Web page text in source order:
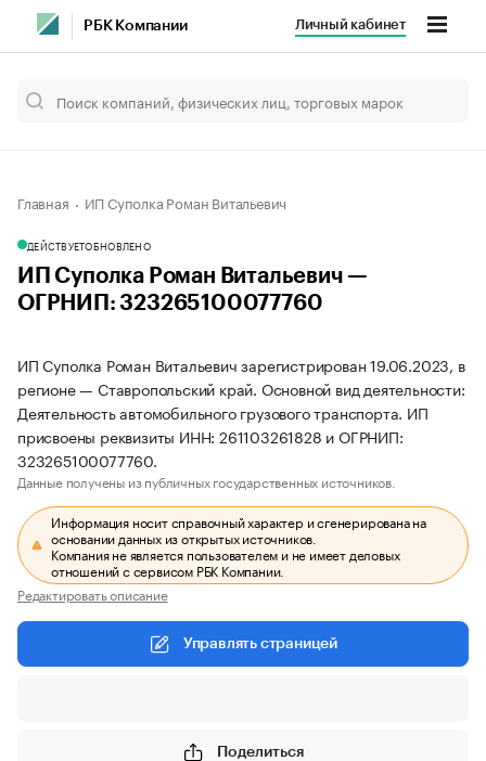
РБК Компании Личный кабинет
Главная ИП Суполка Роман Витальевич
ДЕЙСТВУЕТОБНОВЛЕНО
ИП Суполка Роман Витальевич —
ОГРНИП: 323265100077760
ИП Суполка Роман Витальевич зарегистрирован 19.06.2023, в
регионе — Ставропольский край. Основной вид деятельности:
Деятельность автомобильного грузового транспорта. ИП
присвоены реквизиты ИНН: 261103261828 и ОГРНИП:
323265100077760.
Данные получены из публичных государственных источников.
Информация носит справочный характер и сгенерирована на
основании данных из открытых источников.
Компания не является пользователем и не имеет деловых
отношений с сервисом РБК Компании.
Редактировать описание
Управлять страницей
Поделиться